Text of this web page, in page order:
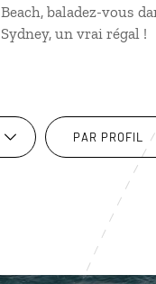
Beach, baladez-vous
Sydney, un vrai régal !
PAR PROFIL